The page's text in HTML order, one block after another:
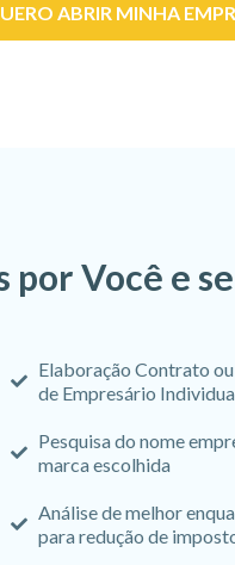
ABRIR MINHA
por Você e
Elaboração Contrato
de Empresário
Pesquisa do nome
marca escolhida
Análise de melhor
para redução de